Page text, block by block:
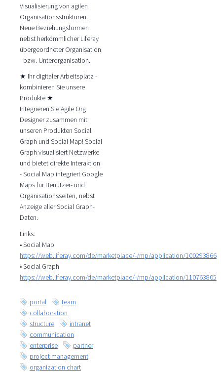
Visualisierung von agilen
Organisationsstrukturen.
Neue Beziehungsformen
nebst herkömmlicher Liferay
übergeordneter Organisation
- bzw. Unterorganisation.
★ Ihr digitaler Arbeitsplatz -
kombinieren Sie unsere
Produkte ★
Integrieren Sie Agile Org
Designer zusammen mit
unseren Produkten Social
Graph und Social Map! Social
Graph visualisiert Netzwerke
und bietet direkte Interaktion
- Social Map integriert Google
Maps für Benutzer- und
Organisationsseiten, nebst
Anzeige aller Social Graph-
Daten.
Links:
• Social Map
https://web.liferay.com/de/marketplace/-/mp/application/100293866
• Social Graph
https://web.liferay.com/de/marketplace/-/mp/application/110763805
portal
team
collaboration
structure
intranet
communication
enterprise
partner
project management
organization chart